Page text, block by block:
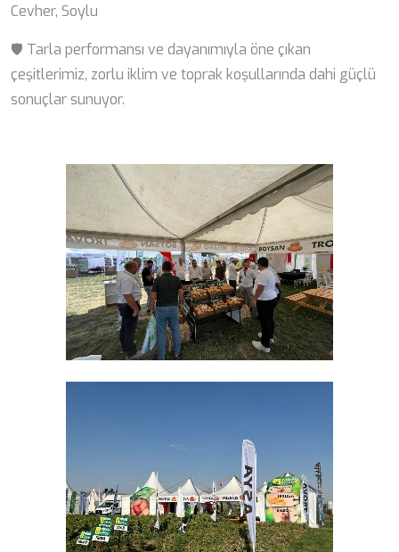
Cevher, Soylu
🛡 Tarla performansı ve dayanımıyla öne çıkan
çeşitlerimiz, zorlu iklim ve toprak koşullarında dahi güçlü
sonuçlar sunuyor.